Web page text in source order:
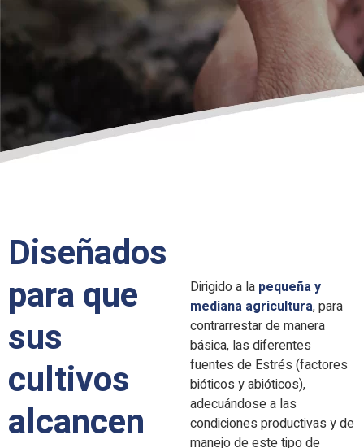
Diseñados
para que
sus
cultivos
alcancen
Dirigido a la pequeña y
mediana agricultura, para
contrarrestar de manera
básica, las diferentes
fuentes de Estrés (factores
bióticos y abióticos),
adecuándose a las
condiciones productivas y de
manejo de este tipo de